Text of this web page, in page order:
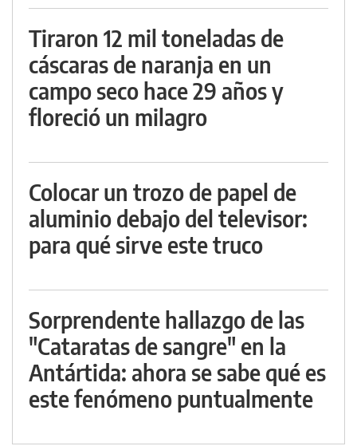
Tiraron 12 mil toneladas de
cáscaras de naranja en un
campo seco hace 29 años y
floreció un milagro
Colocar un trozo de papel de
aluminio debajo del televisor:
para qué sirve este truco
Sorprendente hallazgo de las
"Cataratas de sangre" en la
Antártida: ahora se sabe qué es
este fenómeno puntualmente